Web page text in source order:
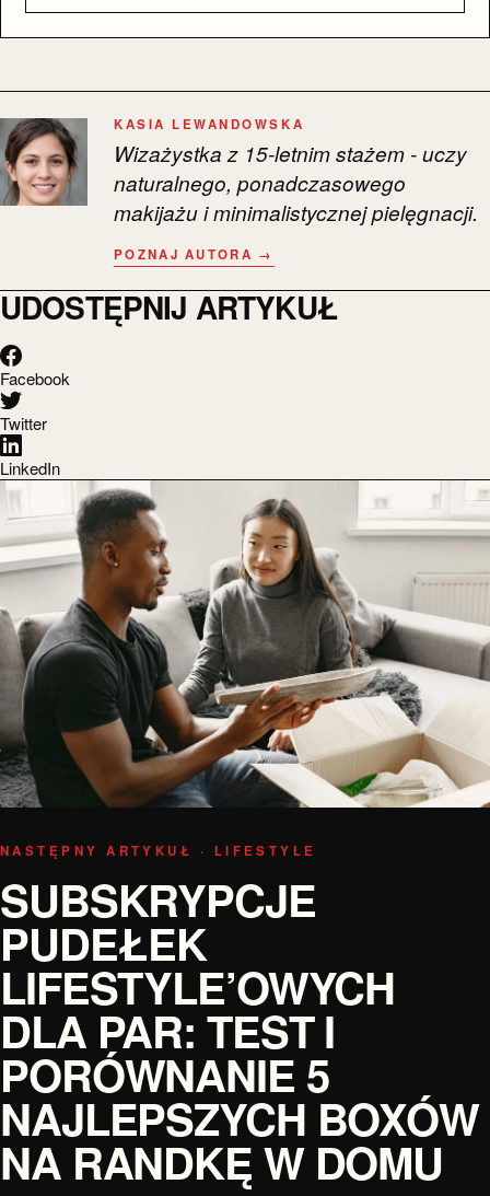
KASIA LEWANDOWSKA
Wizażystka z 15-letnim stażem - uczy
naturalnego, ponadczasowego
makijażu i minimalistycznej pielęgnacji.
POZNAJ AUTORA →
UDOSTĘPNIJ ARTYKUŁ
Facebook
Twitter
LinkedIn
NASTĘPNY ARTYKUŁ · LIFESTYLE
SUBSKRYPCJE
PUDEŁEK
LIFESTYLE’OWYCH
DLA PAR: TEST I
PORÓWNANIE 5
NAJLEPSZYCH BOXÓW
NA RANDKĘ W DOMU